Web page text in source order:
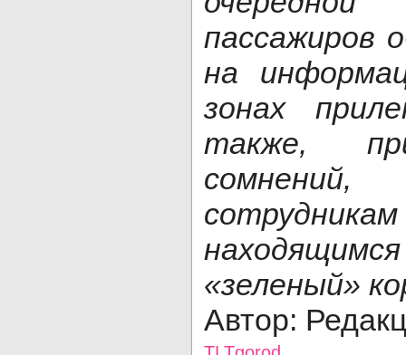
пассажиров
на
зонах
также,
«зеленый»
Автор: